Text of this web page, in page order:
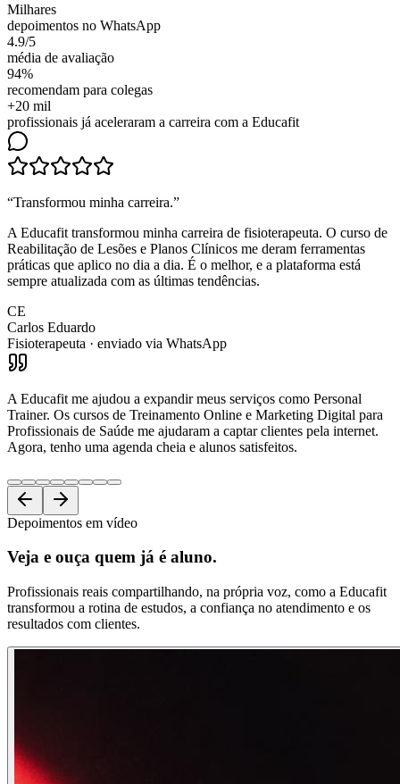
Milhares
depoimentos no WhatsApp
4.9/5
média de avaliação
94%
recomendam para colegas
+20 mil
profissionais já aceleraram a carreira com a Educafit
“Transformou minha carreira.”
A Educafit transformou minha carreira de fisioterapeuta. O curso de
Reabilitação de Lesões e Planos Clínicos me deram ferramentas
práticas que aplico no dia a dia. É o melhor, e a plataforma está
sempre atualizada com as últimas tendências.
CE
Carlos Eduardo
Fisioterapeuta · enviado via WhatsApp
A Educafit me ajudou a expandir meus serviços como Personal
Trainer. Os cursos de Treinamento Online e Marketing Digital para
Profissionais de Saúde me ajudaram a captar clientes pela internet.
Agora, tenho uma agenda cheia e alunos satisfeitos.
Depoimentos em vídeo
Veja e ouça quem já é aluno.
Profissionais reais compartilhando, na própria voz, como a Educafit
transformou a rotina de estudos, a confiança no atendimento e os
resultados com clientes.